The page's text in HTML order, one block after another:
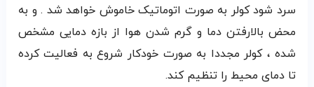
سرد شود کولر به صورت اتوماتیک خاموش خواهد شد . و به
محض بالارفتن دما و گرم شدن هوا از بازه دمایی مشخص
شده ، کولر مجددا به صورت خودکار شروع به فعالیت کرده
تا دمای محیط را تنظیم کند.